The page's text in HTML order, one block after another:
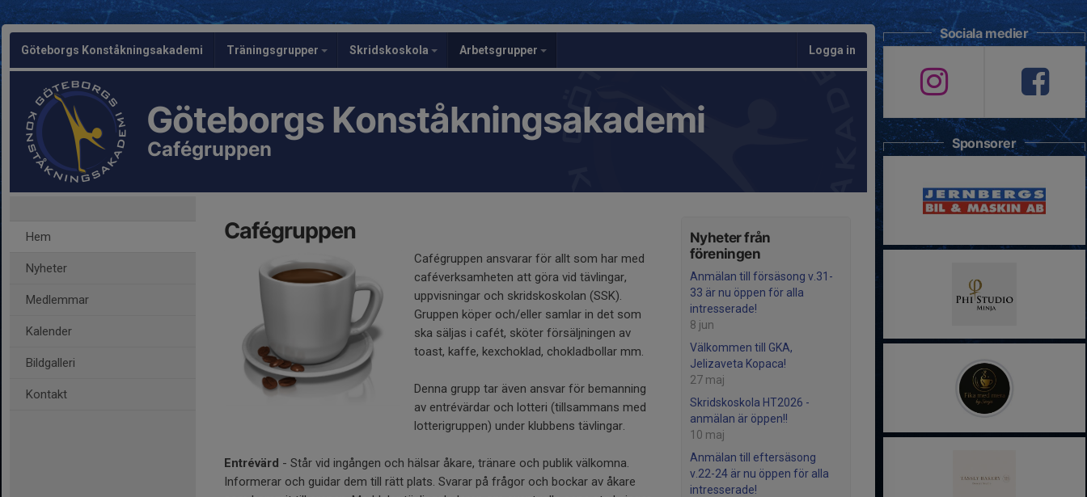
Göteborgs Konståkningsakademi Träningsgrupper Skridskoskola Arbetsgrupper Logga in
Göteborgs Konståkningsakademi
Cafégruppen
Hem
Nyheter
Medlemmar
Kalender
Bildgalleri
Kontakt
Nyheter från
föreningen
Anmälan till försäsong v.31-
33 är nu öppen för alla
intresserade!
8 jun
Välkommen till GKA,
Jelizaveta Kopaca!
27 maj
Skridskoskola HT2026 -
anmälan är öppen!!
10 maj
Anmälan till eftersäsong
v.22-24 är nu öppen för alla
intresserade!
Cafégruppen
Cafégruppen ansvarar för allt som har med
caféverksamheten att göra vid tävlingar,
uppvisningar och skridskoskolan (SSK).
Gruppen köper och/eller samlar in det som
ska säljas i cafét, sköter försäljningen av
toast, kaffe, kexchoklad, chokladbollar mm.
Denna grupp tar även ansvar för bemanning
av entrévärdar och lotteri (tillsammans med
lotterigruppen) under klubbens tävlingar.
Entrévärd - Står vid ingången och hälsar åkare, tränare och publik välkomna.
Informerar och guidar dem till rätt plats. Svarar på frågor och bockar av åkare
Sociala medier
Sponsorer